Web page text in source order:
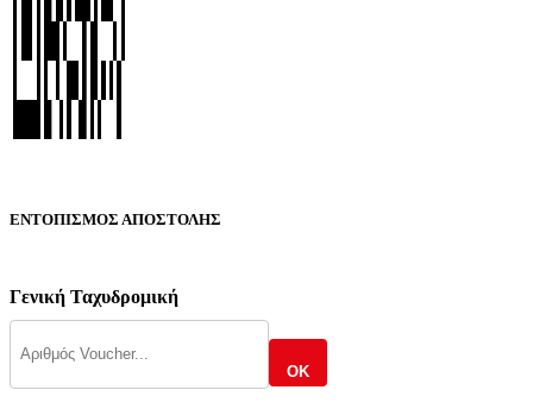
ΕΝΤΟΠΙΣΜΟΣ ΑΠΟΣΤΟΛΗΣ
Γενική Ταχυδρομική
OK